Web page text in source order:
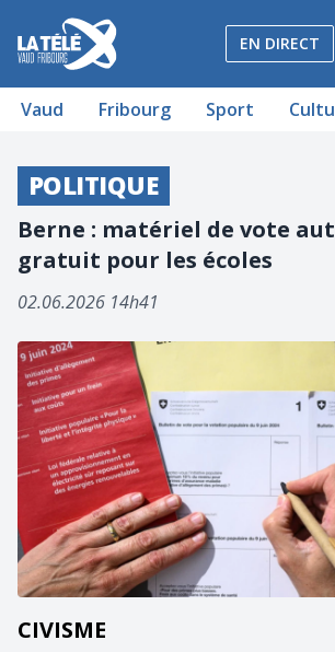
La Télé - Télévision régionale Vaud et
EN DIRECT
Vaud Fribourg Sport
POLITIQUE
Berne : matériel de vote
gratuit pour les écoles
02.06.2026 14h41
CIVISME